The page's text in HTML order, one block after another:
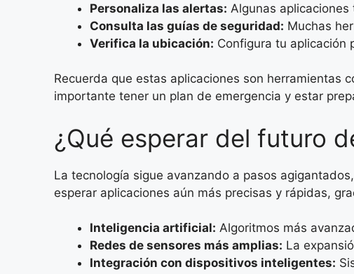
Personaliza las alertas: Algunas
Consulta las guías de seguridad: Muchas
Verifica la ubicación: Configura tu aplicación
Recuerda que estas aplicaciones son herramientas
importante tener un plan de emergencia y estar
¿Qué esperar del futuro
La tecnología sigue avanzando a pasos
esperar aplicaciones aún más precisas y rápidas,
Inteligencia artificial: Algoritmos más
Redes de sensores más amplias: La
Integración con dispositivos inteligentes: